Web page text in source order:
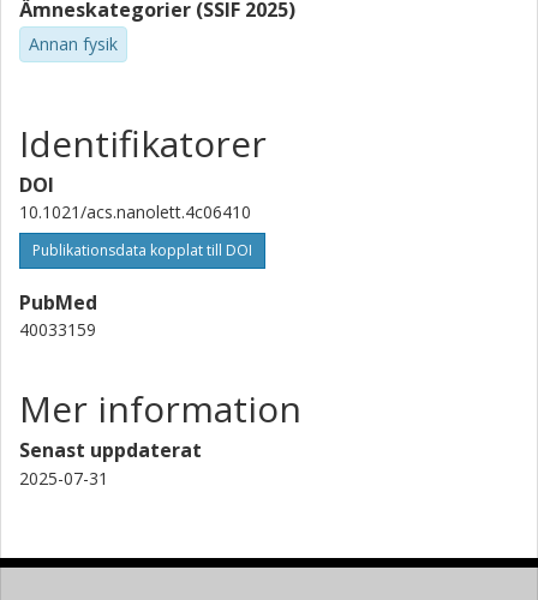
Ämneskategorier (SSIF 2025)
Annan fysik
Identifikatorer
DOI
10.1021/acs.nanolett.4c06410
Publikationsdata kopplat till DOI
PubMed
40033159
Mer information
Senast uppdaterat
2025-07-31